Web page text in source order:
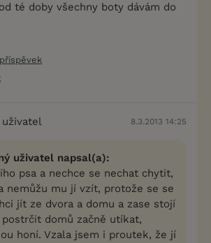
té doby všechny boty dávám do
uživatel 8.3.2013 14:25
uživatel napsal(a):
psa a nechce se nechat chytit,
nemůžu mu jí vzít, protože se se
jít ze dvora a domu a zase stojí
domů začně utíkat,
honí. Vzala jsem i proutek, že jí